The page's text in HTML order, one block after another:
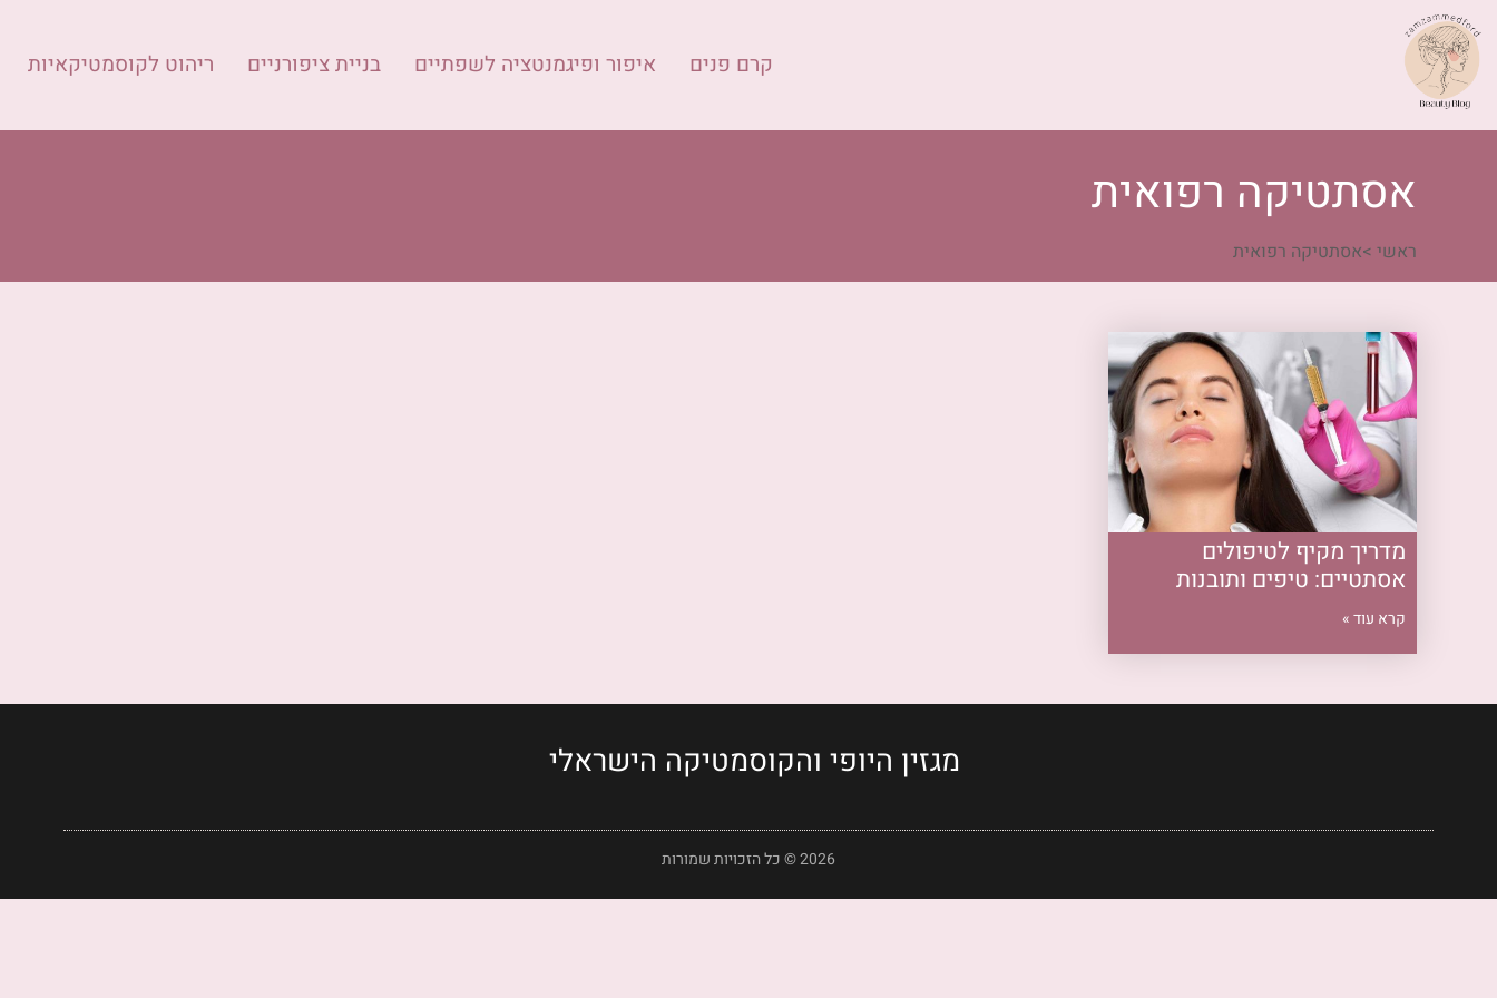
קרם פנים איפור ופיגמנטציה לשפתיים בניית ציפורניים ריהוט לקוסמטיקאיות
אסתטיקה רפואית
ראשי >אסתטיקה רפואית
מדריך מקיף לטיפולים
אסתטיים: טיפים ותובנות
קרא עוד »
מגזין היופי והקוסמטיקה הישראלי
2026 © כל הזכויות שמורות